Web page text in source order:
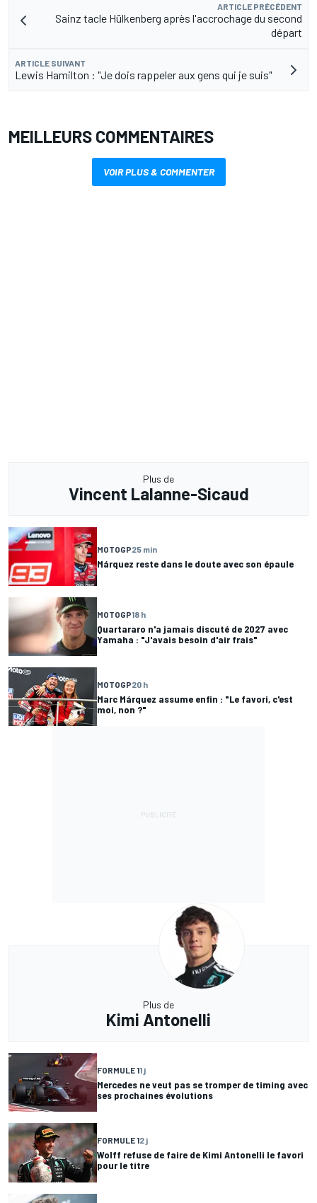
ARTICLE PRÉCÉDENT
Sainz tacle Hülkenberg après l'accrochage du second
départ
ARTICLE SUIVANT
Lewis Hamilton : "Je dois rappeler aux gens qui je suis"
MEILLEURS COMMENTAIRES
VOIR PLUS & COMMENTER
Plus de
Vincent Lalanne-Sicaud
MOTOGP25 min
Márquez reste dans le doute avec son épaule
MOTOGP18 h
Quartararo n'a jamais discuté de 2027 avec
Yamaha : "J'avais besoin d'air frais"
MOTOGP20 h
Marc Márquez assume enfin : "Le favori, c'est
moi, non ?"
Plus de
Kimi Antonelli
FORMULE 11 j
Mercedes ne veut pas se tromper de timing avec
ses prochaines évolutions
FORMULE 12 j
Wolff refuse de faire de Kimi Antonelli le favori
pour le titre